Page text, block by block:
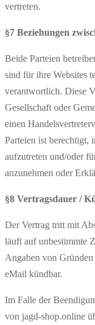
vertreten.
§7 Beziehungen
Beide Parteien
sind für ihre Websites
verantwortlich. Diese
Gesellschaft oder
einen
Parteien ist berechtigt,
aufzutreten und/oder
anzunehmen oder
§8 Vertragsdauer /
Der Vertrag tritt mit
läuft auf unbestimmte
Angaben von
eMail kündbar.
Im Falle der
von jagd-shop.online